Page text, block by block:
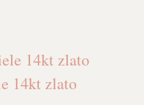
14kt zlato